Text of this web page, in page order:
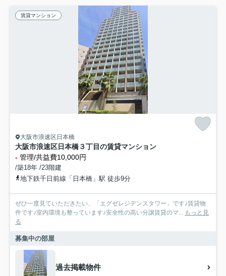
賃貸マンション
大阪市浪速区日本橋
大阪市浪速区日本橋３丁目の賃貸マンション
- 管理/共益費10,000円
/築18年 /23階建
地下鉄千日前線「日本橋」駅 徒歩9分
ぜひ一度見ていただきたい、「エグゼレジデンスタワー」です♪賃貸物
件です♪室内環境も整っています♪安全性の高い分譲賃貸のマ... もっと見
る
募集中の部屋
過去掲載物件